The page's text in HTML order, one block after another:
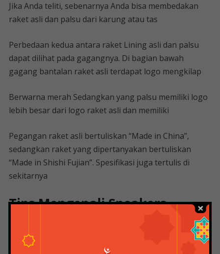
Jika Anda teliti, sebenarnya Anda bisa membedakan
raket asli dan palsu dari karung atau tas
Perbedaan kedua antara raket Lining asli dan palsu
dapat dilihat pada gagangnya. Di bagian bawah
gagang bantalan raket asli terdapat logo mengkilap
Berwarna merah Sedangkan yang palsu memiliki logo
lebih besar dari logo raket asli dan memiliki
Pegangan raket asli bertuliskan “Made in China”,
sedangkan raket yang dipertanyakan bertuliskan
“Made in Shishi Fujian”. Spesifikasi juga tertulis di
sekitarnya
Tips Mengenali Sneakers
Produk asli harus memiliki serial number yang